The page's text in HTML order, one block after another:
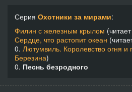
Песнь безродного 22
Серия Охотники за мирами:
Филин с железным крылом (читает
Сердце, что растопит океан
0. Лютумвиль. Королевство огня и
Березина)
0. Песнь безродного